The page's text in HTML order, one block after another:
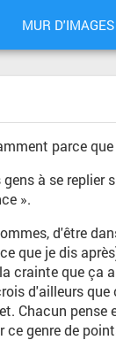
MUR D'IMAGES
parce
à se replier
».
d'être
que je dis
crainte que ça
d'ailleurs
Chacun
genre de